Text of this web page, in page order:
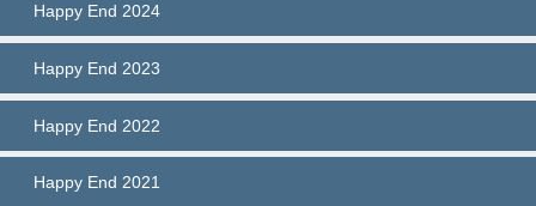
Happy End 2024
Happy End 2023
Happy End 2022
Happy End 2021